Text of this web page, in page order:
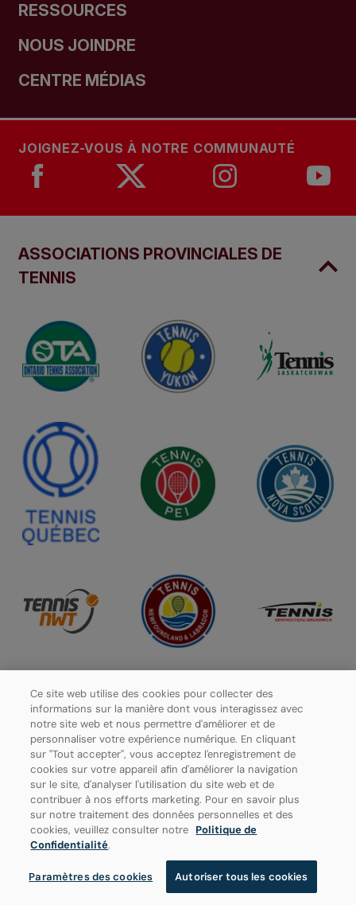
RESSOURCES
NOUS JOINDRE
CENTRE MÉDIAS
JOIGNEZ-VOUS À NOTRE COMMUNAUTÉ
ASSOCIATIONS PROVINCIALES DE
TENNIS
Politique de confidentialité
Ce site web utilise des cookies pour collecter des
informations sur la manière dont vous interagissez avec
notre site web et nous permettre d'améliorer et de
personnaliser votre expérience numérique. En cliquant
sur "Tout accepter", vous acceptez l'enregistrement de
cookies sur votre appareil afin d'améliorer la navigation
sur le site, d'analyser l'utilisation du site web et de
contribuer à nos efforts marketing. Pour en savoir plus
sur notre traitement des données personnelles et des
cookies, veuillez consulter notre Politique de
Confidentialité.
Paramètres des cookies Autoriser tous les cookies